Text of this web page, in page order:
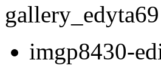
gallery_edyta69
imgp8430-